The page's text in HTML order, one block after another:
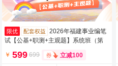
限优 配套权益
2026年福建事业编笔
试【公基+职测+主观题】系统班（第
二期）（含图书）
￥ 599 699 立减100